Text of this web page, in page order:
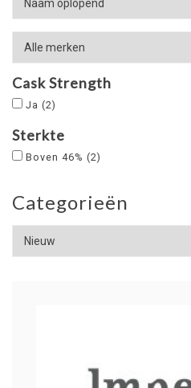
Cask Strength
Ja (2)
Sterkte
Boven 46% (2)
Categorieën